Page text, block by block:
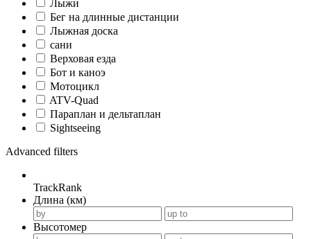
Лыжи
Бег на длинные дистанции
Лыжная доска
сани
Верховая езда
Бот и каноэ
Мотоцикл
ATV-Quad
Параплан и дельтаплан
Sightseeing
Advanced filters
TrackRank
Длина (км)
Высотомер